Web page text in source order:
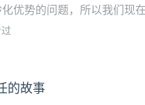
启没有神灵主义的灵性空
这么一个过程。
优势的问题，所以我们现
优生优育，还要提到优逝
我们在整个社会人群当中
的故事